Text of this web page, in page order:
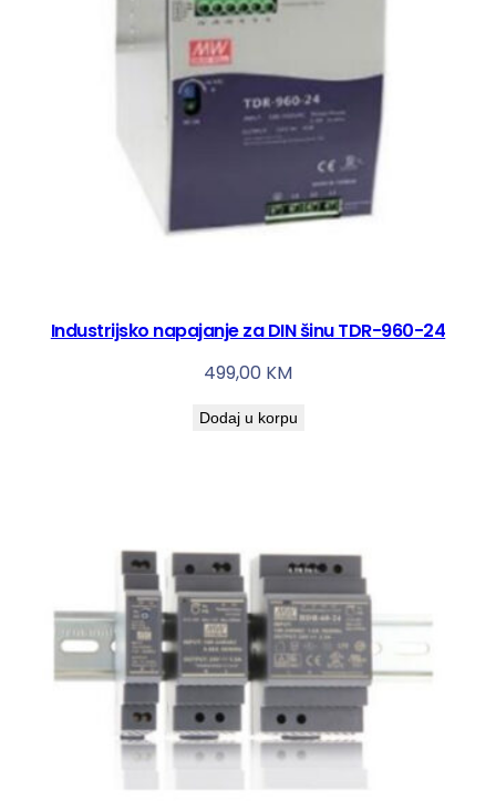
Industrijsko napajanje za DIN šinu TDR-960-24
499,00 KM
Dodaj u korpu